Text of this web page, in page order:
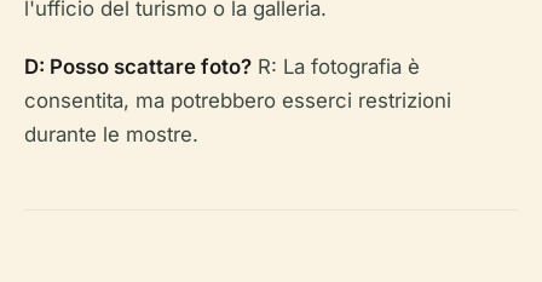
l'ufficio del turismo o la galleria.
D: Posso scattare foto? R: La fotografia è
consentita, ma potrebbero esserci restrizioni
durante le mostre.